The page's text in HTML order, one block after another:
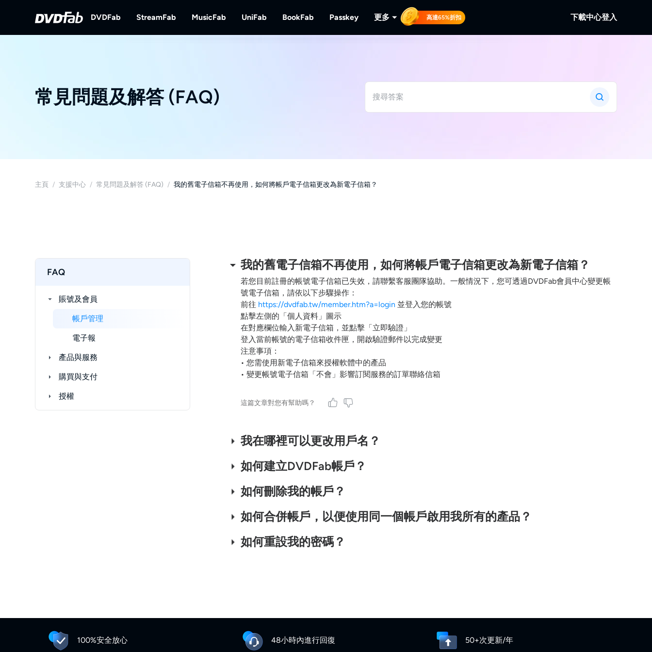
DVDFab StreamFab MusicFab UniFab BookFab Passkey 更多
錄製串流視訊。
高達65%折扣 下載中心登入
常見問題及解答 (FAQ)
主頁 / 支援中心 / 常見問題及解答 (FAQ) / 我的舊電子信箱不再使用，如何將帳戶電子信箱更改為新電子信箱？
FAQ
賬號及會員
帳戶管理
電子報
產品與服務
購買與支付
授權
我的舊電子信箱不再使用，如何將帳戶電子信箱更改為新電子信箱？
若您目前註冊的帳號電子信箱已失效，請聯繫客服團隊協助。一般情況下，您可透過DVDFab會員中心變更帳
號電子信箱，請依以下步驟操作：
前往 https://dvdfab.tw/member.htm?a=login 並登入您的帳號
點擊左側的「個人資料」圖示
在對應欄位輸入新電子信箱，並點擊「立即驗證」
登入當前帳號的電子信箱收件匣，開啟驗證郵件以完成變更
注意事項：
• 您需使用新電子信箱來授權軟體中的產品
• 變更帳號電子信箱「不會」影響訂閱服務的訂單聯絡信箱
這篇文章對您有幫助嗎？
我在哪裡可以更改用戶名？
如何建立DVDFab帳戶？
如何刪除我的帳戶？
如何合併帳戶，以便使用同一個帳戶啟用我所有的產品？
如何重設我的密碼？
100%安全放心 48小時內進行回復 50+次更新/年